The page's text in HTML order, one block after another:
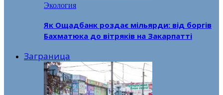
Экология
Як Ощадбанк роздає мільярди: від боргів
Бахматюка до вітряків на Закарпатті
Заграница